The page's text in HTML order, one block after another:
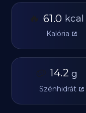
🔥 61.0 kcal
Kalória
🥔 14.2 g
Szénhidrát